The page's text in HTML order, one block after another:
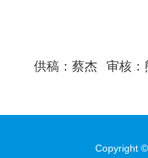
供稿：蔡杰 审核：
Copyright